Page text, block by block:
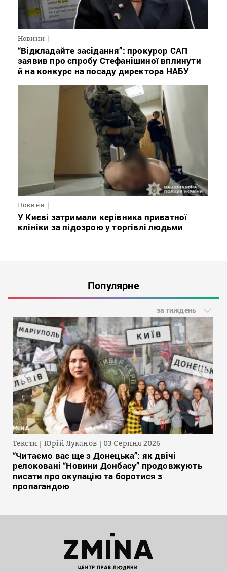
Новини
“Відкладайте засідання”: прокурор САП
заявив про спробу Стефанішиної вплинути
й на конкурс на посаду директора НАБУ
Новини
У Києві затримали керівника приватної
клініки за підозрою у торгівлі людьми
Популярне
за тиждень
Тексти Юрій Луканов 03 Серпня 2026
“Читаємо вас ще з Донецька”: як двічі
релоковані “Новини Донбасу” продовжують
писати про окупацію та боротися з
пропагандою